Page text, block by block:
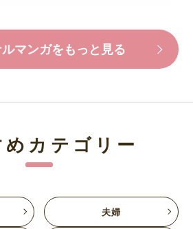
マンガをもっと見る
カテゴリー
夫婦